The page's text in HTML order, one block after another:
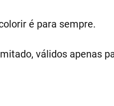
é para sempre.
válidos apenas